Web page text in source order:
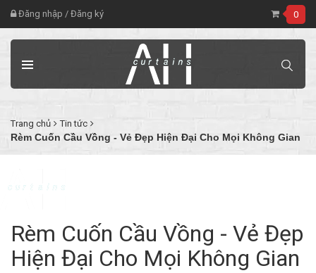
Đăng nhập / Đăng ký 0
Trang chủ Tin tức
Rèm Cuốn Cầu Vồng - Vẻ Đẹp Hiện Đại Cho Mọi Không Gian
Rèm Cuốn Cầu Vồng - Vẻ Đẹp
Hiện Đại Cho Mọi Không Gian